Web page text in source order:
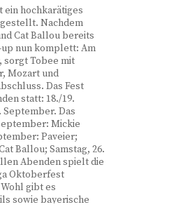
ein hochkarätiges
Nachdem
Cat Ballou bereits
nun komplett: Am
sorgt Tobee mit
Mozart und
Das Fest
statt: 18./19.
Das
Mickie
Paveier;
Ballou; Samstag, 26.
Abenden spielt die
Oktoberfest
gibt es
sowie bayerische